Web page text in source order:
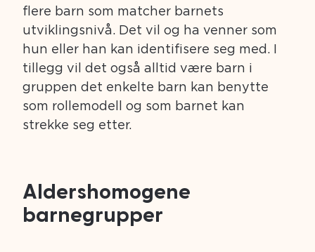
flere barn som matcher barnets
utviklingsnivå. Det vil og ha venner som
hun eller han kan identifisere seg med. I
tillegg vil det også alltid være barn i
gruppen det enkelte barn kan benytte
som rollemodell og som barnet kan
strekke seg etter.
Aldershomogene
barnegrupper